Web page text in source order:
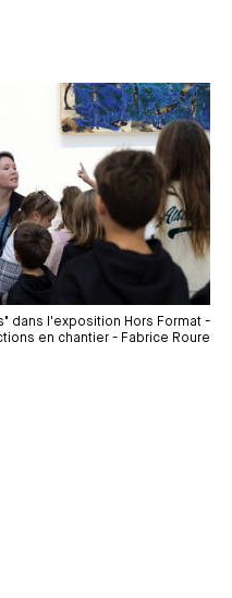
dans l'exposition Hors Format -
en chantier - Fabrice Roure